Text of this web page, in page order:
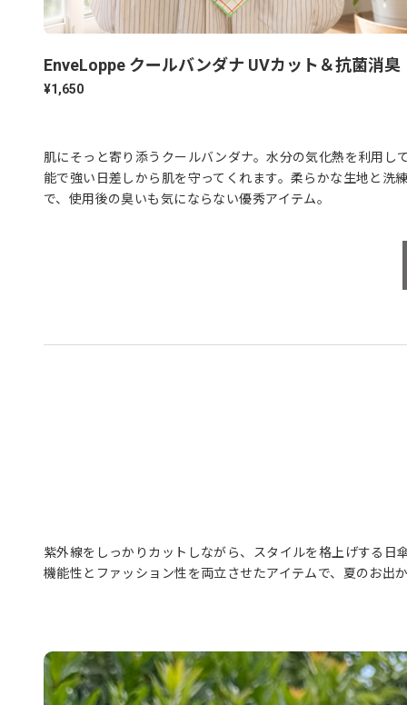
EnveLoppe クールバンダナ UVカット＆抗菌消臭
¥1,650
肌にそっと寄り添うクールバンダナ。水分の気化熱を利用
能で強い日差しから肌を守ってくれます。柔らかな生地と
で、使用後の臭いも気にならない優秀アイテム。
紫外線をしっかりカットしながら、スタイルを格上げする日
機能性とファッション性を両立させたアイテムで、夏のお出